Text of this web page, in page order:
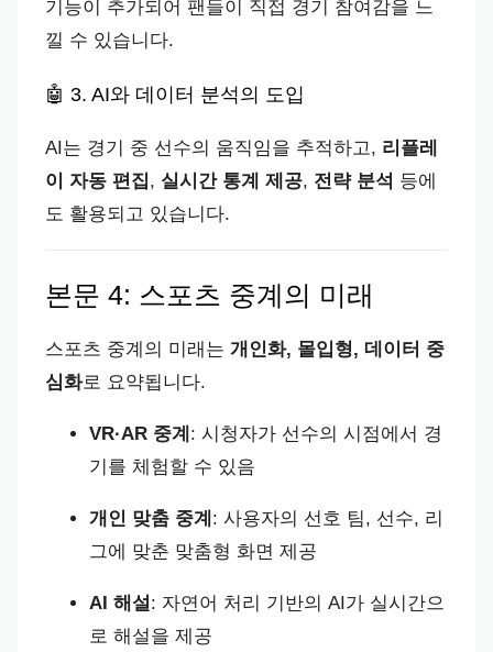
기능이 추가되어 팬들이 직접 경기 참여감을 느
낄 수 있습니다.
🤖 3. AI와 데이터 분석의 도입
AI는 경기 중 선수의 움직임을 추적하고, 리플레
이 자동 편집, 실시간 통계 제공, 전략 분석 등에
도 활용되고 있습니다.
본문 4: 스포츠 중계의 미래
스포츠 중계의 미래는 개인화, 몰입형, 데이터 중
심화로 요약됩니다.
VR·AR 중계 : 시청자가 선수의 시점에서 경
기를 체험할 수 있음
개인 맞춤 중계 : 사용자의 선호 팀, 선수, 리
그에 맞춘 맞춤형 화면 제공
AI 해설: 자연어 처리 기반의 AI가 실시간으
로 해설을 제공